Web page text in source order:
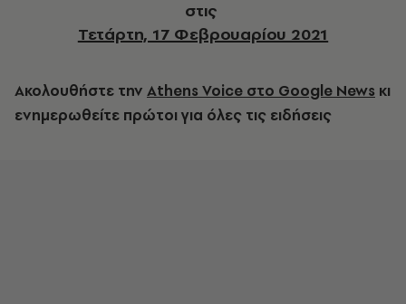
στις
Τετάρτη, 17 Φεβρουαρίου 2021
Ακολουθήστε την Athens Voice στο Google News κι
ενημερωθείτε πρώτοι για όλες τις ειδήσεις